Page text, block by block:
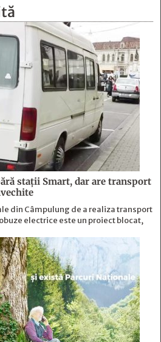
staţii Smart, dar are transport
din Câmpulung de a realiza transport
electrice este un proiect blocat,